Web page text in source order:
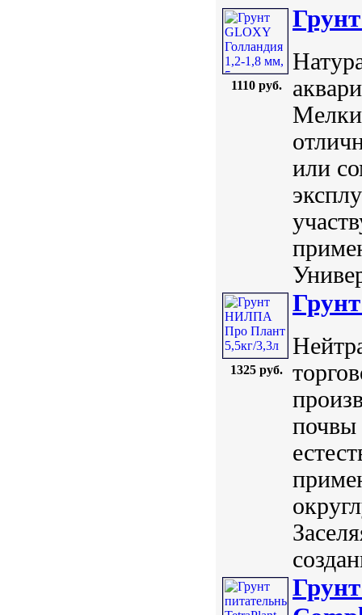
1110 руб.
или
1325 руб.
почвы